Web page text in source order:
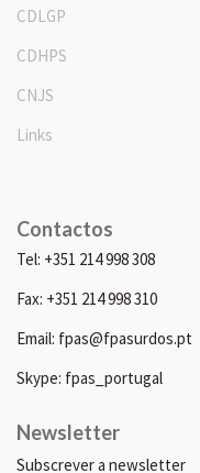
CDLGP
CDHPS
CNJS
Links
Contactos
Tel: +351 214 998 308
Fax: +351 214 998 310
Email: fpas@fpasurdos.pt
Skype: fpas_portugal
Newsletter
Subscrever a newsletter